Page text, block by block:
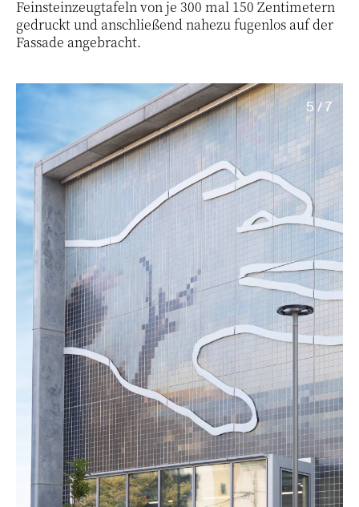
Feinsteinzeugtafeln von je 300 mal 150 Zentimetern
gedruckt und anschließend nahezu fugenlos auf der
Fassade angebracht.
5 / 7